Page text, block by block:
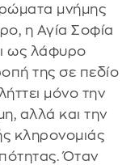
μνήμης
η Αγία Σοφία
ως λάφυρο
της σε πεδίο
μόνο την
αλλά και την
κληρονομιάς
Όταν